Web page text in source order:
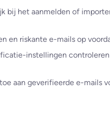
bij het aanmelden of
en riskante e-mails op
instellingen
aan geverifieerde e-mails